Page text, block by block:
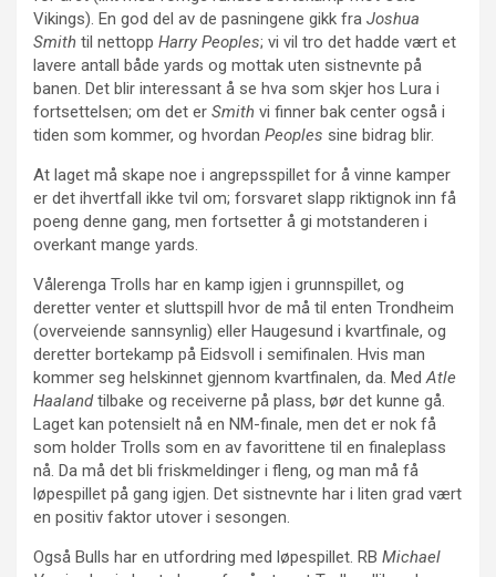
Vikings). En god del av de pasningene gikk fra Joshua
Smith til nettopp Harry Peoples; vi vil tro det hadde vært et
lavere antall både yards og mottak uten sistnevnte på
banen. Det blir interessant å se hva som skjer hos Lura i
fortsettelsen; om det er Smith vi finner bak center også i
tiden som kommer, og hvordan Peoples sine bidrag blir.
At laget må skape noe i angrepsspillet for å vinne kamper
er det ihvertfall ikke tvil om; forsvaret slapp riktignok inn få
poeng denne gang, men fortsetter å gi motstanderen i
overkant mange yards.
Vålerenga Trolls har en kamp igjen i grunnspillet, og
deretter venter et sluttspill hvor de må til enten Trondheim
(overveiende sannsynlig) eller Haugesund i kvartfinale, og
deretter bortekamp på Eidsvoll i semifinalen. Hvis man
kommer seg helskinnet gjennom kvartfinalen, da. MedAtle
Haalandtilbake og receiverne på plass, bør det kunne gå.
Laget kan potensielt nå en NM-finale, men det er nok få
som holder Trolls som en av favorittene til en finaleplass
nå. Da må det bli friskmeldinger i fleng, og man må få
løpespillet på gang igjen. Det sistnevnte har i liten grad vært
en positiv faktor utover i sesongen.
Også Bulls har en utfordring med løpespillet. RB Michael